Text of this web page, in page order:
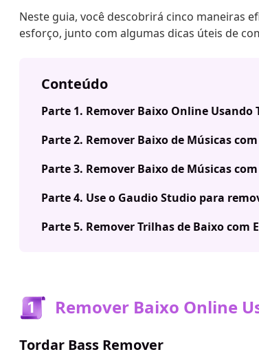
Neste guia, você descobrirá cinco maneiras
esforço, junto com algumas dicas úteis de
Conteúdo
Parte 1. Remover Baixo Online Usando
Parte 2. Remover Baixo de Músicas
Parte 3. Remover Baixo de Músicas
Parte 4. Use o Gaudio Studio para
Parte 5. Remover Trilhas de Baixo com
Remover Baixo Online
Tordar Bass Remover